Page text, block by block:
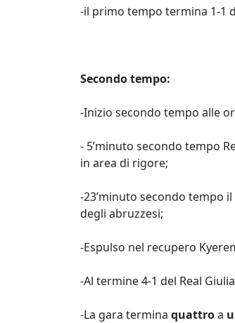
-il primo tempo termina 1-1
Secondo tempo:
-Inizio secondo tempo alle
- 5’minuto secondo tempo
in area di rigore;
-23’minuto secondo tempo
degli abruzzesi;
-Espulso nel recupero
-Al termine 4-1 del Real
-La gara termina quattroa